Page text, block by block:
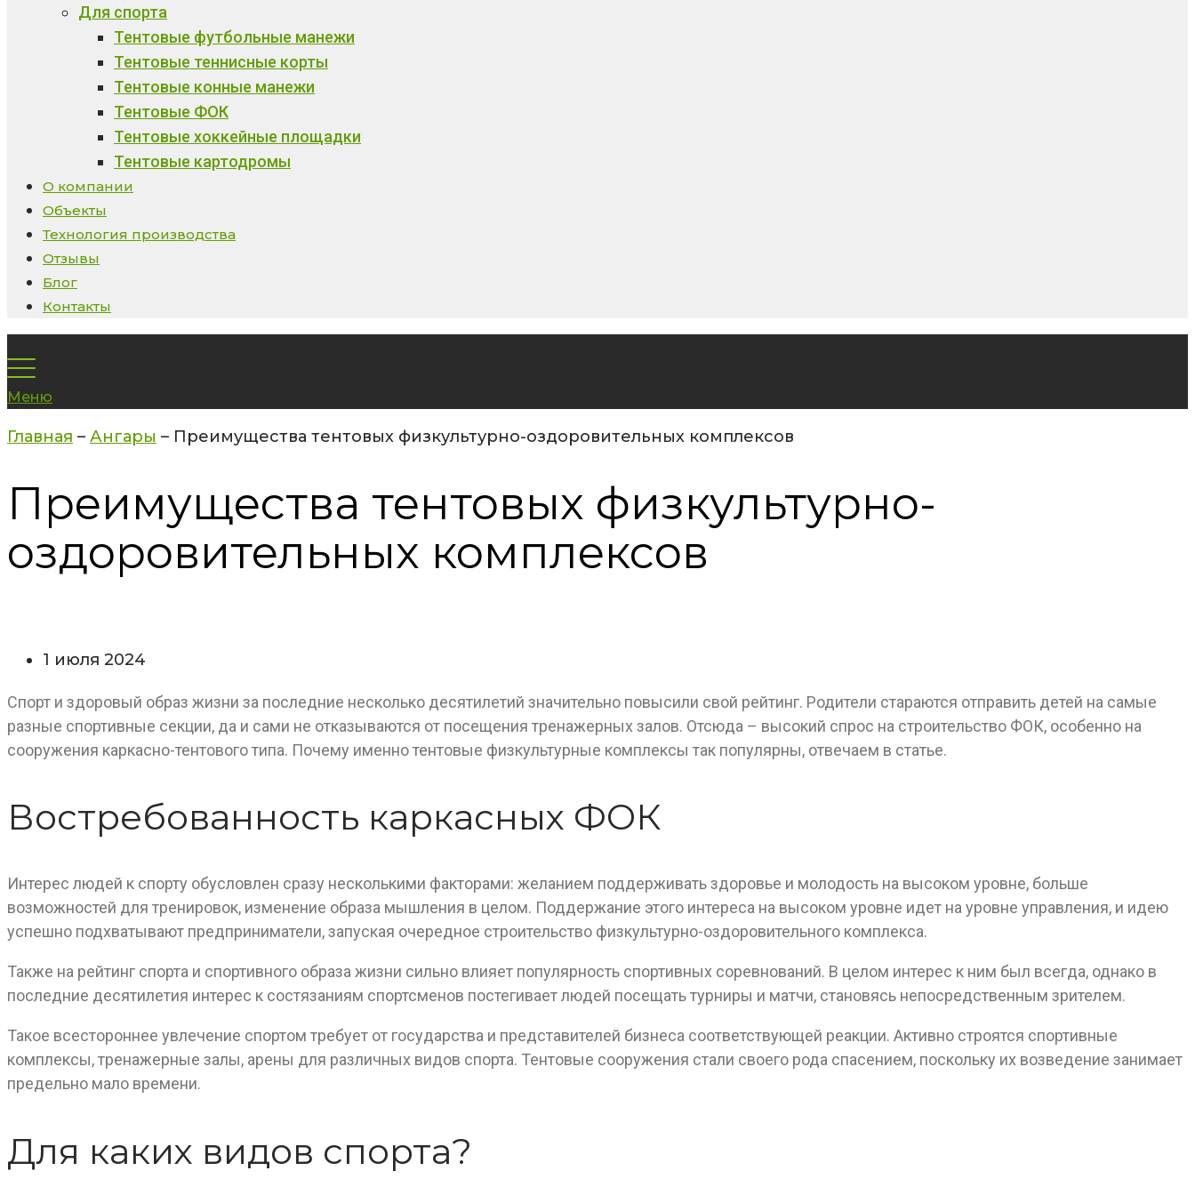
Для спорта
Тентовые футбольные манежи
Тентовые теннисные корты
Тентовые конные манежи
Тентовые ФОК
Тентовые хоккейные площадки
Тентовые картодромы
О компании
Объекты
Технология производства
Отзывы
Блог
Контакты
Меню
Главная – Ангары – Преимущества тентовых физкультурно-оздоровительных комплексов
Преимущества тентовых физкультурно-
оздоровительных комплексов
1 июля 2024
Спорт и здоровый образ жизни за последние несколько десятилетий значительно повысили свой рейтинг. Родители стараются отправить детей на самые
разные спортивные секции, да и сами не отказываются от посещения тренажерных залов. Отсюда – высокий спрос на строительство ФОК, особенно на
сооружения каркасно-тентового типа. Почему именно тентовые физкультурные комплексы так популярны, отвечаем в статье.
Востребованность каркасных ФОК
Интерес людей к спорту обусловлен сразу несколькими факторами: желанием поддерживать здоровье и молодость на высоком уровне, больше
возможностей для тренировок, изменение образа мышления в целом. Поддержание этого интереса на высоком уровне идет на уровне управления, и идею
успешно подхватывают предприниматели, запуская очередное строительство физкультурно-оздоровительного комплекса.
Также на рейтинг спорта и спортивного образа жизни сильно влияет популярность спортивных соревнований. В целом интерес к ним был всегда, однако в
последние десятилетия интерес к состязаниям спортсменов постегивает людей посещать турниры и матчи, становясь непосредственным зрителем.
Такое всестороннее увлечение спортом требует от государства и представителей бизнеса соответствующей реакции. Активно строятся спортивные
комплексы, тренажерные залы, арены для различных видов спорта. Тентовые сооружения стали своего рода спасением, поскольку их возведение занимает
предельно мало времени.
Для каких видов спорта?